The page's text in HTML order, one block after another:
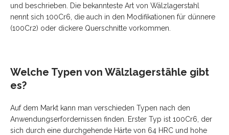
und beschrieben. Die bekannteste Art von Wälzlagerstahl
nennt sich 100Cr6, die auch in den Modifikationen für dünnere
(100Cr2) oder dickere Querschnitte vorkommen.
Welche Typen von Wälzlagerstähle gibt
es?
Auf dem Markt kann man verschieden Typen nach den
Anwendungserfordernissen finden. Erster Typ ist 100Cr6, der
sich durch eine durchgehende Härte von 64 HRC und hohe